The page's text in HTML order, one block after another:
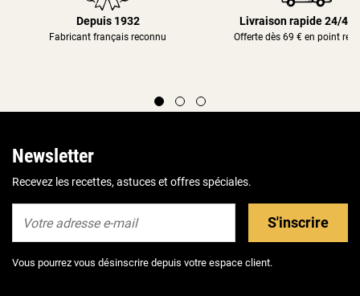
Depuis 1932
Fabricant français reconnu
Livraison rapide 24/48h
Offerte dès 69 € en point
Newsletter
Recevez les recettes, astuces et offres spéciales.
S'inscrire
Vous pourrez vous désinscrire depuis votre espace client.